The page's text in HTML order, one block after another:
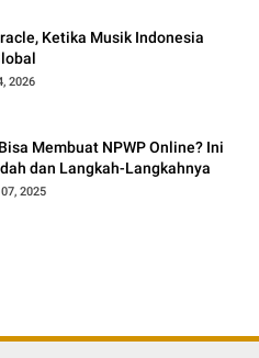
Ketika Musik Indonesia
2026
Membuat NPWP Online? Ini
dan Langkah-Langkahnya
2025